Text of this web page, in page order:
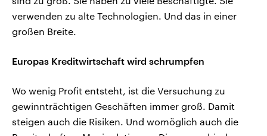
verwenden zu alte Technologien. Und das in einer
großen Breite.
Europas Kreditwirtschaft wird schrumpfen
Wo wenig Profit entsteht, ist die Versuchung zu
gewinnträchtigen Geschäften immer groß. Damit
steigen auch die Risiken. Und womöglich auch die